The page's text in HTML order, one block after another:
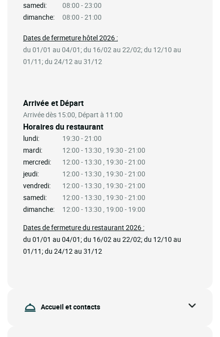
samedi:
08:00 - 23:00
dimanche:
08:00 - 21:00
Arrivée et Départ
Arrivée dès 15:00, Départ à 11:00
Horaires du restaurant
lundi:
19:30 - 21:00
mardi:
12:00 - 13:30 , 19:30 - 21:00
mercredi:
12:00 - 13:30 , 19:30 - 21:00
jeudi:
12:00 - 13:30 , 19:30 - 21:00
vendredi:
12:00 - 13:30 , 19:30 - 21:00
samedi:
12:00 - 13:30 , 19:30 - 21:00
dimanche:
12:00 - 13:30 , 19:00 - 19:00
Dates de fermeture du restaurant 2026 :
du 01/01 au 04/01; du 16/02 au 22/02; du 12/10 au
01/11; du 24/12 au 31/12
Dates de fermeture hôtel 2026 :
du 01/01 au 04/01; du 16/02 au 22/02; du 12/10 au
01/11; du 24/12 au 31/12
Accueil et contacts